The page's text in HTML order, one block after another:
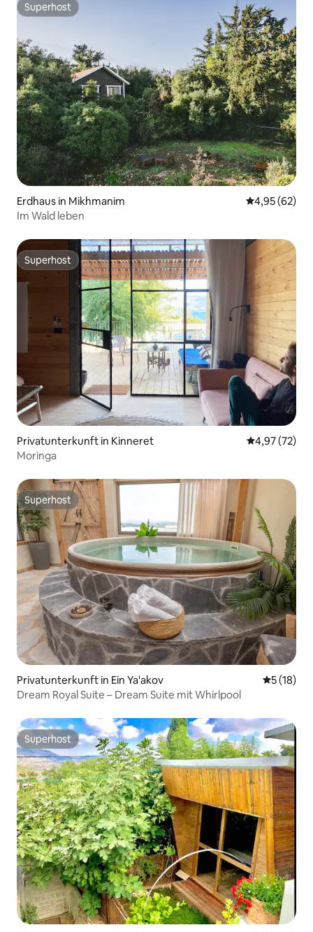
Superhost
Superhost
Erdhaus in Mikhmanim
4,95 (62)
Im Wald leben
Superhost
Superhost
Privatunterkunft in Kinneret
4,97 (72)
Moringa
Superhost
Superhost
Privatunterkunft in Ein Ya'akov
5 (18)
Dream Royal Suite – Dream Suite mit Whirlpool
Superhost
Superhost